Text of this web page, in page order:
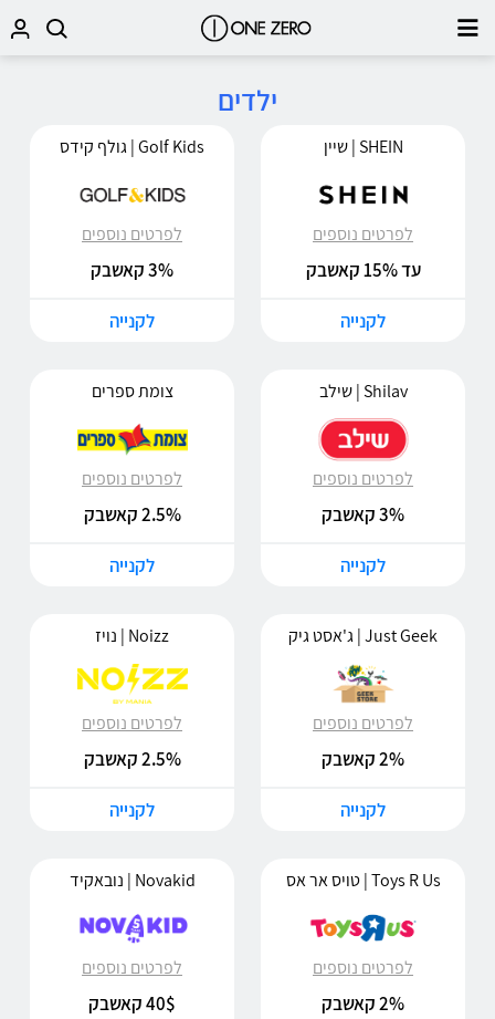
ילדים
SHEIN | שיין
לפרטים נוספים
עד 15% קאשבק
לקנייה
Golf Kids | גולף קידס
לפרטים נוספים
3% קאשבק
לקנייה
Shilav | שילב
לפרטים נוספים
3% קאשבק
לקנייה
צומת ספרים
לפרטים נוספים
2.5% קאשבק
לקנייה
Just Geek | ג'אסט גיק
לפרטים נוספים
2% קאשבק
לקנייה
Noizz | נויז
לפרטים נוספים
2.5% קאשבק
לקנייה
Toys R Us | טויס אר אס
לפרטים נוספים
2% קאשבק
Novakid | נובאקיד
לפרטים נוספים
40$ קאשבק